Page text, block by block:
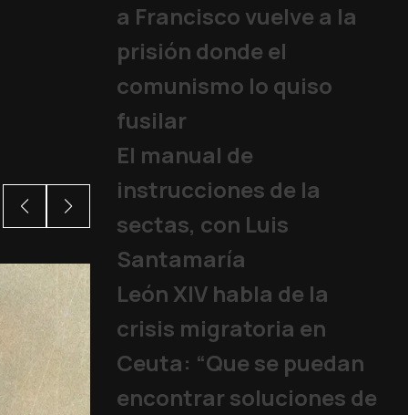
a Francisco vuelve a la
prisión donde el
comunismo lo quiso
fusilar
El manual de
instrucciones de la
sectas, con Luis
Santamaría
León XIV habla de la
crisis migratoria en
Ceuta: “Que se puedan
encontrar soluciones de